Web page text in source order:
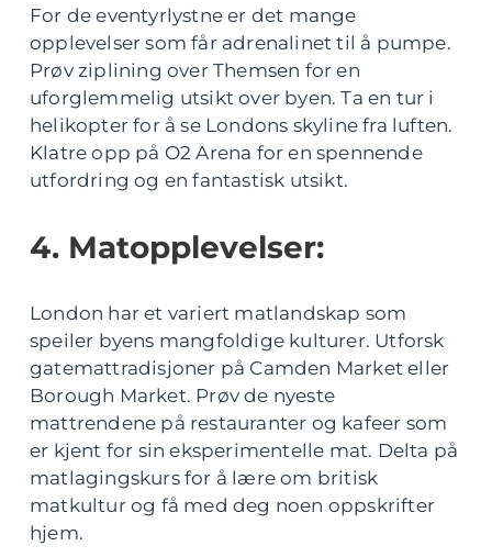
For de eventyrlystne er det mange
opplevelser som får adrenalinet til å pumpe.
Prøv ziplining over Themsen for en
uforglemmelig utsikt over byen. Ta en tur i
helikopter for å se Londons skyline fra luften.
Klatre opp på O2 Arena for en spennende
utfordring og en fantastisk utsikt.
4. Matopplevelser:
London har et variert matlandskap som
speiler byens mangfoldige kulturer. Utforsk
gatemattradisjoner på Camden Market eller
Borough Market. Prøv de nyeste
mattrendene på restauranter og kafeer som
er kjent for sin eksperimentelle mat. Delta på
matlagingskurs for å lære om britisk
matkultur og få med deg noen oppskrifter
hjem.